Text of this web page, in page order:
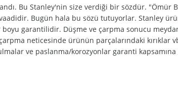
Bu Stanley'nin size verdiği bir sözdür. "Ömür
Bugün hala bu sözü tutuyorlar. Stanley
boyu garantilidir. Düşme ve çarpma sonucu
çarpma neticesinde ürünün parçalarındaki
ve paslanma/korozyonlar garanti